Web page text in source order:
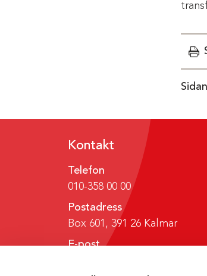
Kontakt
Telefon
010-358 00 00
Postadress
Box 601, 391 26 Kalmar
E-post